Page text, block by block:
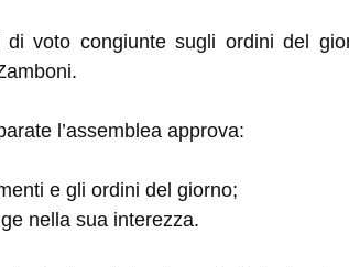
di voto congiunte sugli ordini del
l’assemblea approva:
e gli ordini del giorno;
nella sua interezza.